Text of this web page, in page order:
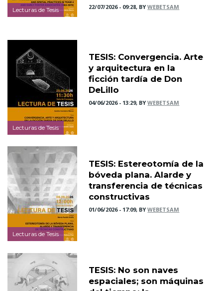
Lecturas de Tesis 22/07/2026 - 09:28, BYWEBETSAM
Lecturas de Tesis
TESIS: Convergencia. Arte
y arquitectura en la
ficción tardía de Don
DeLillo
04/06/2026 - 13:29, BYWEBETSAM
Lecturas de Tesis
TESIS: Estereotomía de la
bóveda plana. Alarde y
transferencia de técnicas
constructivas
01/06/2026 - 17:09, BYWEBETSAM
TESIS: No son naves
espaciales; son máquinas